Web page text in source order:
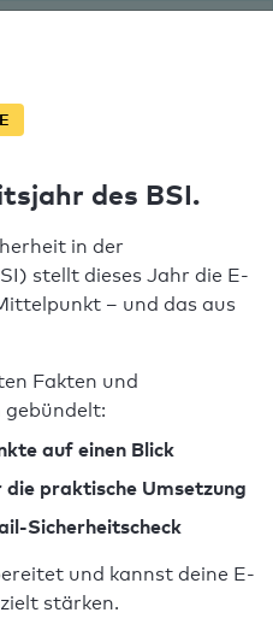
bestanden
Prüfergebnis
des BSI.
in der
stellt dieses Jahr die E-
– und das aus
Fakten und
auf einen Blick
praktische Umsetzung
Sicherheitscheck
und kannst deine E-
stärken.